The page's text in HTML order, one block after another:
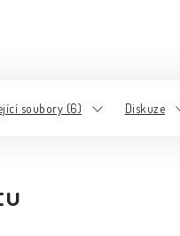
soubory (6) Diskuze